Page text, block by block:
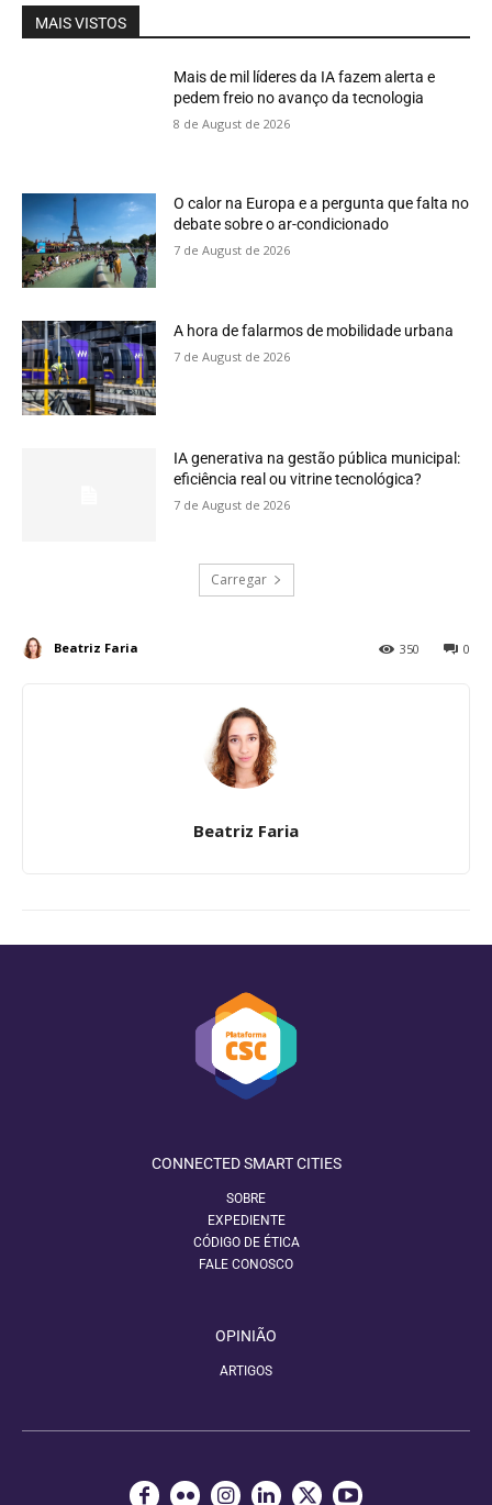
MAIS VISTOS
Mais de mil líderes da IA fazem alerta e
pedem freio no avanço da tecnologia
8 de August de 2026
O calor na Europa e a pergunta que falta no
debate sobre o ar-condicionado
7 de August de 2026
A hora de falarmos de mobilidade urbana
7 de August de 2026
IA generativa na gestão pública municipal:
eficiência real ou vitrine tecnológica?
7 de August de 2026
Carregar
Beatriz Faria 0
350
Beatriz Faria
CONNECTED SMART CITIES
SOBRE
EXPEDIENTE
CÓDIGO DE ÉTICA
FALE CONOSCO
OPINIÃO
ARTIGOS